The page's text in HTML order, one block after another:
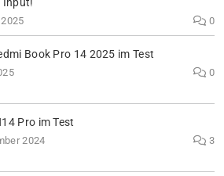
0
Book Pro 14 2025 im Test
0
Pro im Test
2024 3